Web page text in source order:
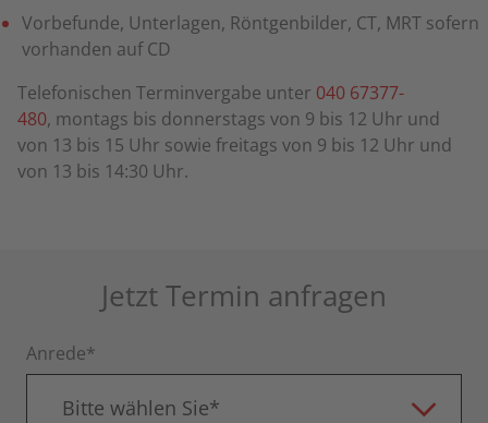
Vorbefunde, Unterlagen, Röntgenbilder, CT, MRT sofern
vorhanden auf CD
Telefonischen Terminvergabe unter 040 67377-
480, montags bis donnerstags von 9 bis 12 Uhr und
von 13 bis 15 Uhr sowie freitags von 9 bis 12 Uhr und
von 13 bis 14:30 Uhr.
Jetzt Termin anfragen
Anrede*
Bitte wählen Sie*